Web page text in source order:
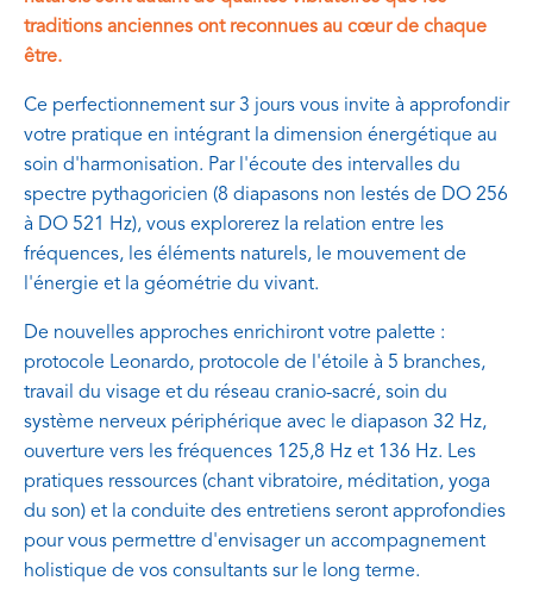
traditions anciennes ont reconnues au cœur de chaque
être.
Ce perfectionnement sur 3 jours vous invite à approfondir
votre pratique en intégrant la dimension énergétique au
soin d'harmonisation. Par l'écoute des intervalles du
spectre pythagoricien (8 diapasons non lestés de DO 256
à DO 521 Hz), vous explorerez la relation entre les
fréquences, les éléments naturels, le mouvement de
l'énergie et la géométrie du vivant.
De nouvelles approches enrichiront votre palette :
protocole Leonardo, protocole de l'étoile à 5 branches,
travail du visage et du réseau cranio-sacré, soin du
système nerveux périphérique avec le diapason 32 Hz,
ouverture vers les fréquences 125,8 Hz et 136 Hz. Les
pratiques ressources (chant vibratoire, méditation, yoga
du son) et la conduite des entretiens seront approfondies
pour vous permettre d'envisager un accompagnement
holistique de vos consultants sur le long terme.